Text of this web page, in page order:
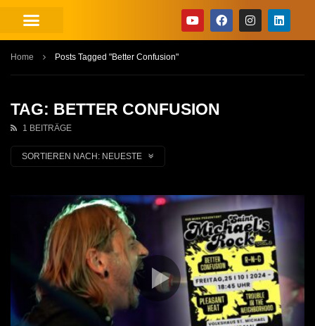
Home Posts Tagged "Better Confusion"
TAG: BETTER CONFUSION
1 BEITRÄGE
SORTIEREN NACH: NEUESTE